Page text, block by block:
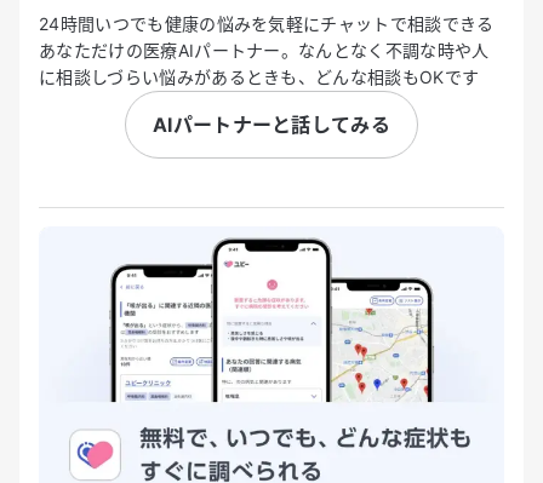
24時間いつでも健康の悩みを気軽にチャットで相談できる
あなただけの医療AIパートナー。なんとなく不調な時や人
に相談しづらい悩みがあるときも、どんな相談もOKです
AIパートナーと話してみる